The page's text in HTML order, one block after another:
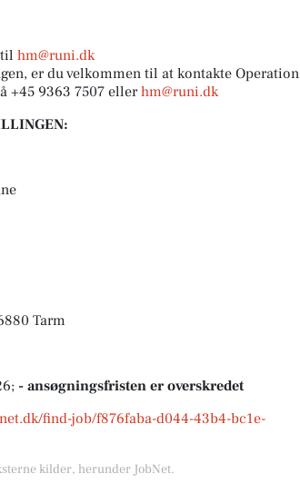
hm@runi.dk
er du velkommen til at kontakte Operation
+45 9363 7507 ellerhm@runi.dk
Tarm
- ansøgningsfristen er overskredet
find-job/f876faba-d044-43b4-bc1e-
kilder, herunder JobNet.